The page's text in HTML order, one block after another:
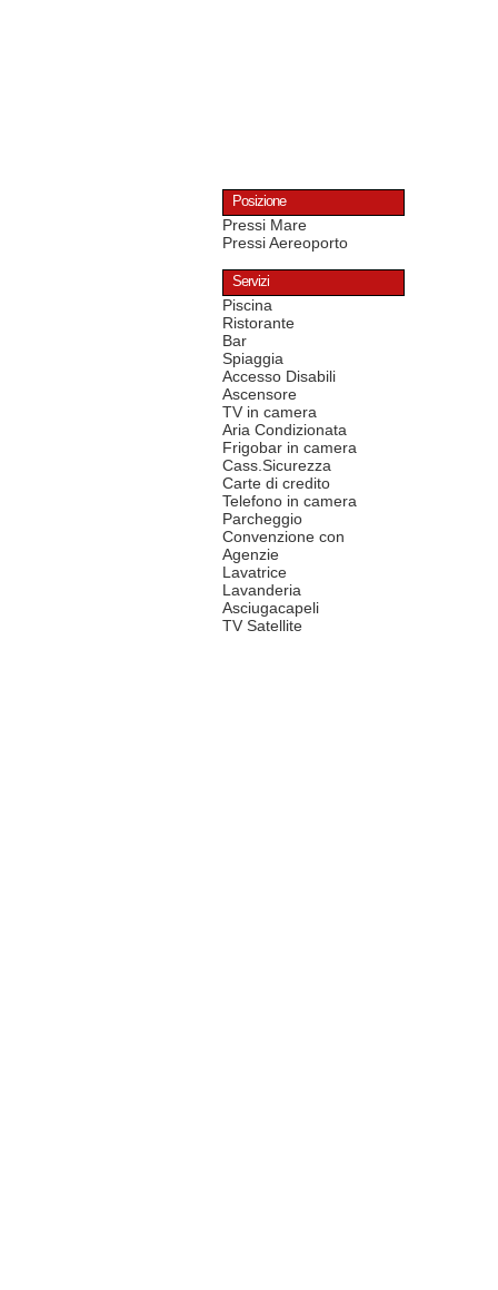
Posizione
Pressi Mare
Pressi Aereoporto
Servizi
Piscina
Ristorante
Bar
Spiaggia
Accesso Disabili
Ascensore
TV in camera
Aria Condizionata
Frigobar in camera
Cass.Sicurezza
Carte di credito
Telefono in camera
Parcheggio
Convenzione con
Agenzie
Lavatrice
Lavanderia
Asciugacapeli
TV Satellite